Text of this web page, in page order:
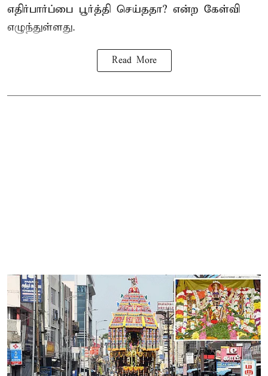
எதிர்பார்ப்பை பூர்த்தி செய்ததா? என்ற கேள்வி
எழுந்துள்ளது.
Read More